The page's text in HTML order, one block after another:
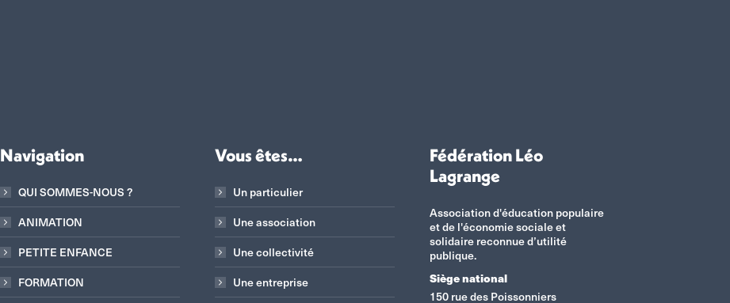
Navigation
QUI SOMMES-NOUS ?
ANIMATION
PETITE ENFANCE
FORMATION
Vous êtes…
Un particulier
Une association
Une collectivité
Une entreprise
Fédération Léo
Lagrange
Association d'éducation populaire
et de l'économie sociale et
solidaire reconnue d’utilité
publique.
Siège national
150 rue des Poissonniers